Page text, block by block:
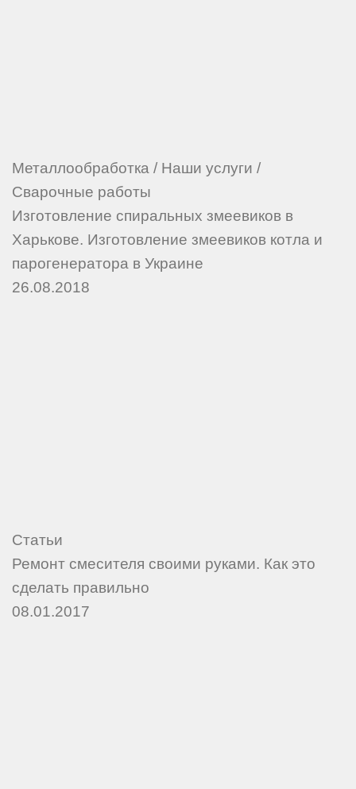
Металлообработка / Наши услуги /
Сварочные работы
Изготовление спиральных змеевиков в
Харькове. Изготовление змеевиков котла и
парогенератора в Украине
26.08.2018
Статьи
Ремонт смесителя своими руками. Как это
сделать правильно
08.01.2017